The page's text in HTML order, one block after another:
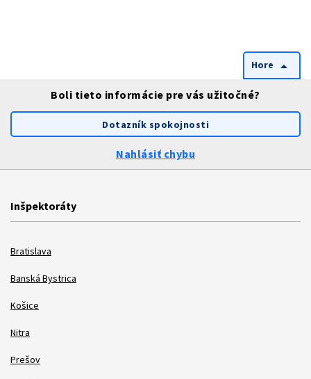
Hore arrow_drop_up
Boli tieto informácie pre vás užitočné?
Dotazník spokojnosti
Nahlásiť chybu
Inšpektoráty
Bratislava
Banská Bystrica
Košice
Nitra
Prešov